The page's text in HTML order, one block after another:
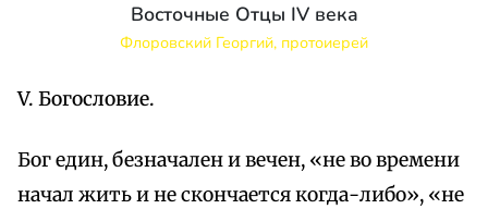
Восточные Отцы IV века
Флоровский Георгий, протоиерей
V. Богословие.
Бог един, безначален и вечен, «не во времени
начал жить и не скончается когда-либо», «не